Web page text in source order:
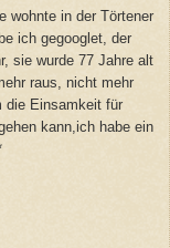
wohnte in der Törtener
ich gegooglet, der
sie wurde 77 Jahre alt
raus, nicht mehr
die Einsamkeit für
kann,ich habe ein